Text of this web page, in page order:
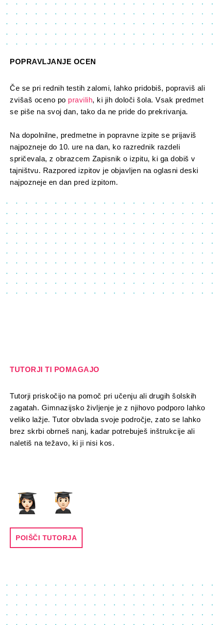
POPRAVLJANJE OCEN
Če se pri rednih testih zalomi, lahko pridobiš, popraviš ali
zvišaš oceno po pravilih, ki jih določi šola. Vsak predmet
se piše na svoj dan, tako da ne pride do prekrivanja.
Na dopolnilne, predmetne in popravne izpite se prijaviš
najpozneje do 10. ure na dan, ko razrednik razdeli
spričevala, z obrazcem Zapisnik o izpitu, ki ga dobiš v
tajništvu. Razpored izpitov je objavljen na oglasni deski
najpozneje en dan pred izpitom.
TUTORJI TI POMAGAJO
Tutorji priskočijo na pomoč pri učenju ali drugih šolskih
zagatah. Gimnazijsko življenje je z njihovo podporo lahko
veliko lažje. Tutor obvlada svoje področje, zato se lahko
brez skrbi obrneš nanj, kadar potrebuješ inštrukcije ali
naletiš na težavo, ki ji nisi kos.
POIŠČI TUTORJA